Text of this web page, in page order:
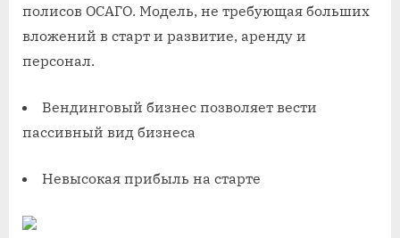
полисов ОСАГО. Модель, не требующая больших
вложений в старт и развитие, аренду и
персонал.
Вендинговый бизнес позволяет вести
пассивный вид бизнеса
Невысокая прибыль на старте